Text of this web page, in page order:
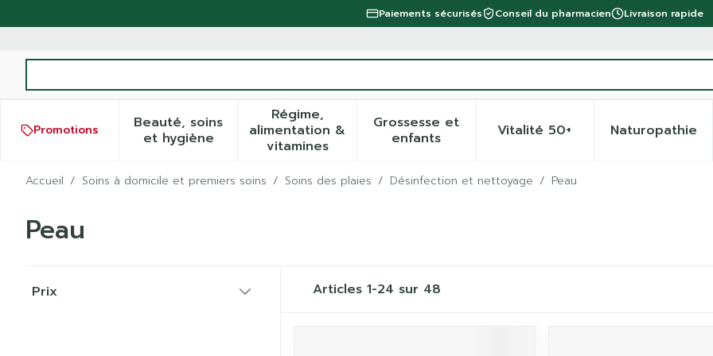
Paiements sécurisés Conseil du pharmacien Livraison rapide
Promotions
Beauté, soins
et hygièneAfficher le sous-menu pour la catégorie Beauté, soins et hygiène
Régime,
alimentation &
vitaminesAfficher le sous-menu pour la catégorie Régime, alimentation
Grossesse et
enfants
Afficher le sous-menu pour la catégorie
Vitalité 50+Afficher le sous-menu
Naturopathie
Afficher
Accueil / Soins à domicile et premiers soins / Soins des plaies / Désinfection et nettoyage / Peau
Peau
Prix
Articles 1-24 sur 48